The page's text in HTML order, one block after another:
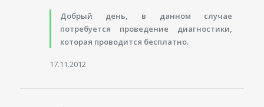
Добрый день, в данном случае
потребуется проведение диагностики,
которая проводится бесплатно.
17.11.2012